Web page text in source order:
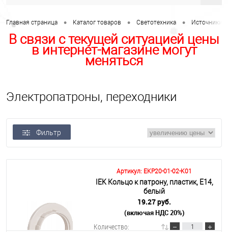
Главная страница • Каталог товаров • Светотехника • Источники
В связи с текущей ситуацией цены
в интернет-магазине могут
меняться
Электропатроны, переходники
Фильтр
Артикул: EKP20-01-02-K01
IEK Кольцо к патрону, пластик, Е14,
белый
19.27 руб.
(включая НДС 20%)
Количество: